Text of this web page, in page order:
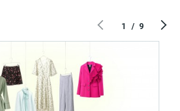
1 / 9